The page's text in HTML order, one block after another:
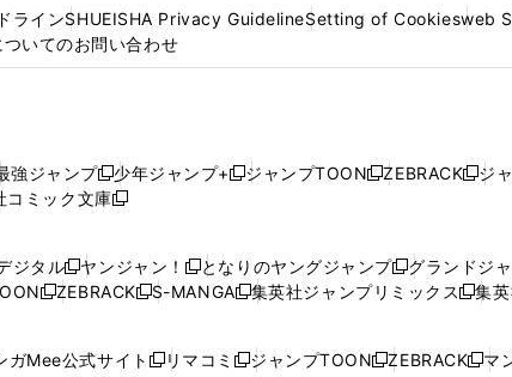
ラインSHUEISHA Privacy GuidelineSetting of Cookiesweb
ついてのお問い合わせ
強ジャンプ
新
し
ィ
ン
ウ
少年ジャンプ+
新
ィ
ン
ウ
ジャンプTOON
新
ィ
ン
ウ
ZEBRACK
新
ィ
ン
ウ
ジ
コミック文庫
新
ウ
ィ
ド
ジタル
新
し
ィ
ヤンジャン！新
し
ィ
となりのヤングジャンプ
新
し
ウ
ィ
グランドジ
新
ウ
ZEBRACK
新
ウ
S-MANGA
新
ウ
集英社ジャンプリミックス
新
ウ
集
ガMee公式サイト新 リマコミ新 ジャンプTOON
新 ZEBRACK
新 マ